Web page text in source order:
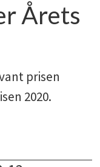
Årets
prisen
2020.